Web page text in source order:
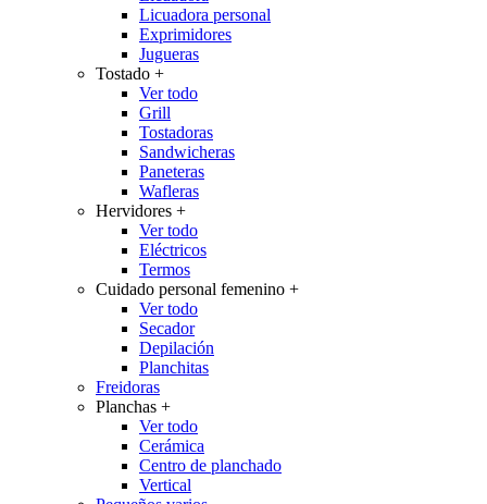
Licuadora personal
Exprimidores
Jugueras
Tostado +
Ver todo
Grill
Tostadoras
Sandwicheras
Paneteras
Wafleras
Hervidores +
Ver todo
Eléctricos
Termos
Cuidado personal femenino +
Ver todo
Secador
Depilación
Planchitas
Freidoras
Planchas +
Ver todo
Cerámica
Centro de planchado
Vertical